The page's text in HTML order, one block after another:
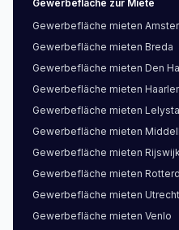
Gewerbefläche zur Miete
Gewerbefläche mieten
Gewerbefläche mieten Breda
Gewerbefläche mieten Den
Gewerbefläche mieten
Gewerbefläche mieten
Gewerbefläche mieten
Gewerbefläche mieten Rijswijk
Gewerbefläche mieten
Gewerbefläche mieten Utrecht
Gewerbefläche mieten Venlo